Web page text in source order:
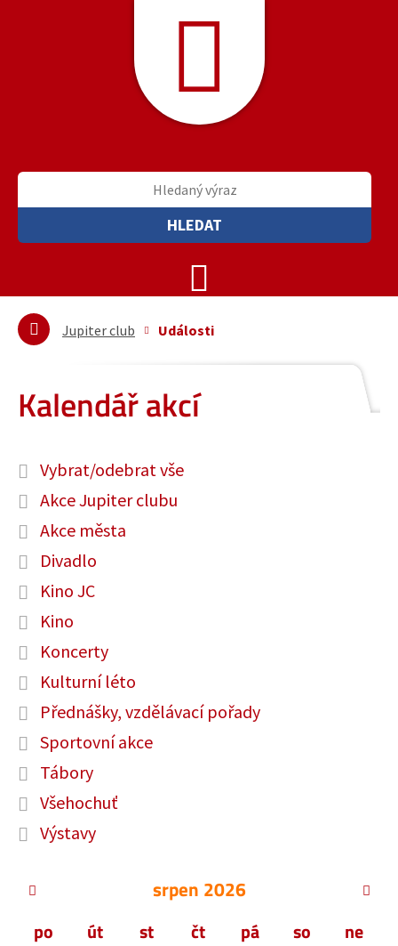
HLEDAT
Jupiter club Události
Kalendář akcí
Vybrat/odebrat vše
Akce Jupiter clubu
Akce města
Divadlo
Kino JC
Kino
Koncerty
Kulturní léto
Přednášky, vzdělávací pořady
Sportovní akce
Tábory
Všehochuť
Výstavy
srpen 2026
po út st čt pá so ne